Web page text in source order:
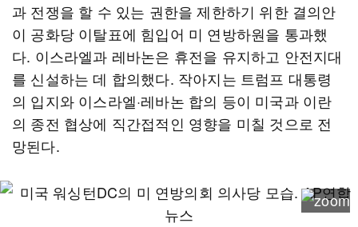
과 전쟁을 할 수 있는 권한을 제한하기 위한 결의안
이 공화당 이탈표에 힘입어 미 연방하원을 통과했
다. 이스라엘과 레바논은 휴전을 유지하고 안전지대
를 신설하는 데 합의했다. 작아지는 트럼프 대통령
의 입지와 이스라엘·레바논 합의 등이 미국과 이란
의 종전 협상에 직간접적인 영향을 미칠 것으로 전
망된다.